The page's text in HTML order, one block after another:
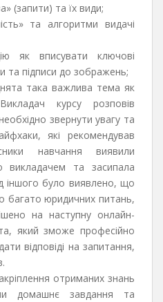
(запити) та їх види;
та алгоритми видачі
як вписувати ключові
та підписи до зображень;
така важлива тема як
курсу розповів
звернути увагу та
які рекомендував
навчання виявили
викладачем та засипала
іншого було виявлено, що
багато юридичних питань,
на наступну онлайн-
який зможе професійно
відповіді на запитання,
отриманих знань
домашнє завдання та